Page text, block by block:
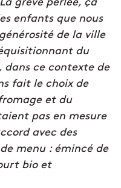
enfants que nous
de la ville
du
dans ce contexte de
fait le choix de
et du
pas en mesure
avec des
menu : émincé de
bio et